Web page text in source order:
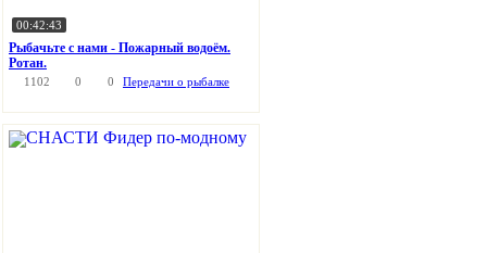
00:42:43
Рыбачьте с нами - Пожарный водоём.
Ротан.
1102 0 0 Передачи о рыбалке